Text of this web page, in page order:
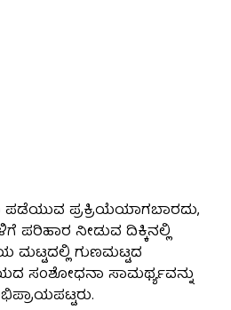
ಪ್ರಕ್ರಿಯೆಯಾಗಬಾರದು,
ನೀಡುವ ದಿಕ್ಕಿನಲ್ಲಿ
ಮಟ್ಟದಲ್ಲಿ ಗುಣಮಟ್ಟದ
ಸಂಶೋಧನಾ ಸಾಮರ್ಥ್ಯವನ್ನು